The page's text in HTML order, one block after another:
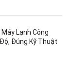
Lạnh Công
Đúng Kỹ Thuật